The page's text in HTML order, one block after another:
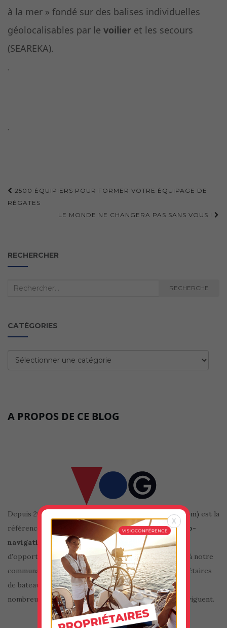
à la mer » fondé sur des balises individuelles
géolocalisables par le voilier et les secours
(SEAREKA).
`
`
Navigation
d'article
2500 ÉQUIPIERS POUR FORMER VOTRE ÉQUIPAGE DE
RÉGATES
LE MONDE NE CHANGERA PAS SANS VOUS !
RECHERCHER
Recherche
RECHERCHE
CATÉGORIES
Catégories
A PROPOS DE CE BLOG
Depuis 2010, le club VOG (site internet vogavecmoi.com) est la
référence en
matière de bourse aux équipiersou
co-
navigation
sur internet. En plus d'offrir, des milliers
d'opportunités de navigation et de rencontres grâce à notre
communauté de presque 100.000 équipiers et propriétaires
de bateau, notre blog et notre newsletter offrent de
nombreux conseils et informations à tous ceux qui naviguent.
X